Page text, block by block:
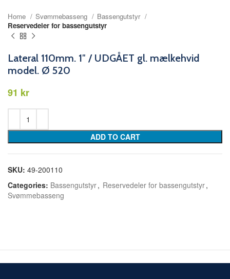
Home Svømmebasseng
Bassengutstyr
Reservedeler for bassengutstyr
Lateral 110mm. 1″ / UDGÅET gl. mælkehvid
model. Ø 520
kr
ADD TO CART
SKU: 49-200110
Categories: Bassengutstyr, Reservedeler for bassengutstyr,
Svømmebasseng